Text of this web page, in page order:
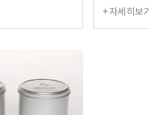
+ 자세히보기